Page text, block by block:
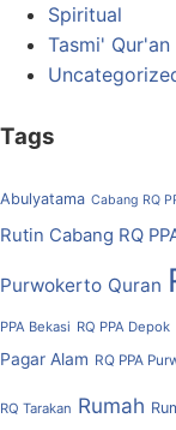
Spiritual
Tasmi' Qur'an
Tags
Abulyatama Cabang RQ
Rutin Cabang RQ
Purwokerto Quran
PPA Bekasi RQ PPA Depok
Pagar Alam RQ PPA
RQ Tarakan Rumah